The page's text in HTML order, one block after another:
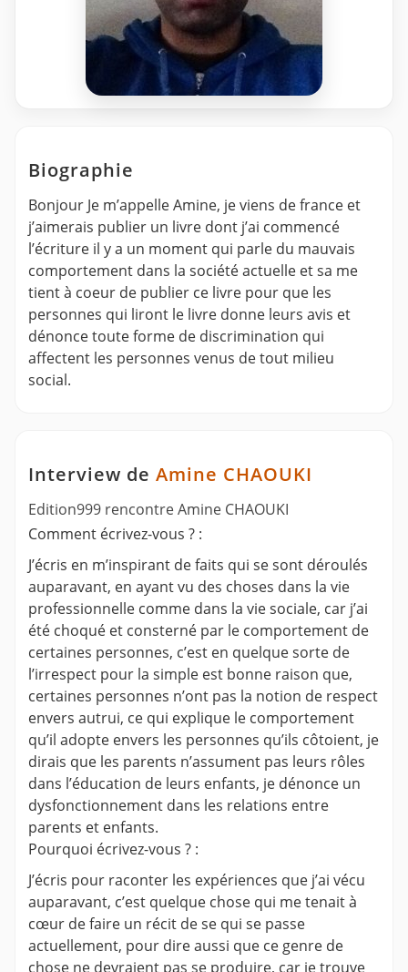
Biographie
Bonjour Je m’appelle Amine, je viens de france et
j’aimerais publier un livre dont j’ai commencé
l’écriture il y a un moment qui parle du mauvais
comportement dans la société actuelle et sa me
tient à coeur de publier ce livre pour que les
personnes qui liront le livre donne leurs avis et
dénonce toute forme de discrimination qui
affectent les personnes venus de tout milieu
social.
Interview de Amine CHAOUKI
Edition999 rencontre Amine CHAOUKI
Comment écrivez-vous ? :
J’écris en m’inspirant de faits qui se sont déroulés
auparavant, en ayant vu des choses dans la vie
professionnelle comme dans la vie sociale, car j’ai
été choqué et consterné par le comportement de
certaines personnes, c’est en quelque sorte de
l’irrespect pour la simple est bonne raison que,
certaines personnes n’ont pas la notion de respect
envers autrui, ce qui explique le comportement
qu’il adopte envers les personnes qu’ils côtoient, je
dirais que les parents n’assument pas leurs rôles
dans l’éducation de leurs enfants, je dénonce un
dysfonctionnement dans les relations entre
parents et enfants.
Pourquoi écrivez-vous ? :
J’écris pour raconter les expériences que j’ai vécu
auparavant, c’est quelque chose qui me tenait à
cœur de faire un récit de se qui se passe
actuellement, pour dire aussi que ce genre de
chose ne devraient pas se produire, car je trouve